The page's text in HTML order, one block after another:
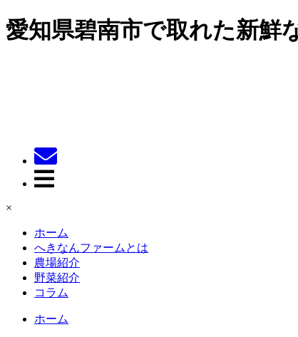
愛知県碧南市で取れた新鮮
×
ホーム
へきなんファームとは
農場紹介
野菜紹介
コラム
ホーム